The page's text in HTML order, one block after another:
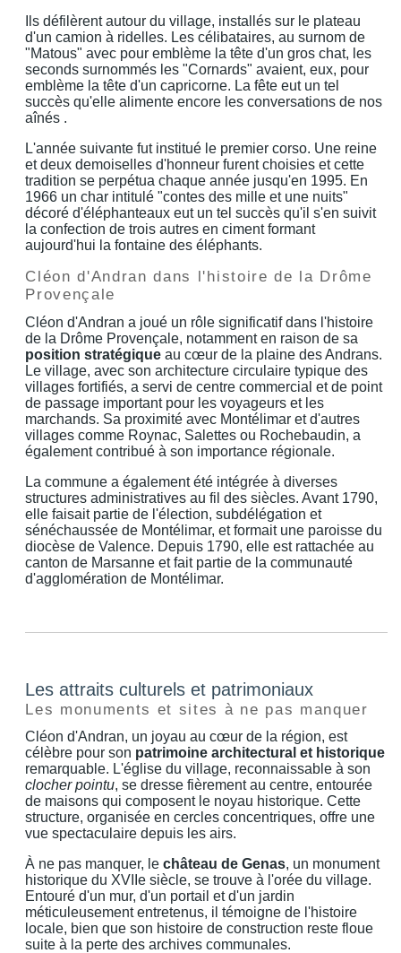
Ils défilèrent autour du village, installés sur le plateau
d'un camion à ridelles. Les célibataires, au surnom de
"Matous" avec pour emblème la tête d'un gros chat, les
seconds surnommés les "Cornards" avaient, eux, pour
emblème la tête d'un capricorne. La fête eut un tel
succès qu'elle alimente encore les conversations de nos
aînés .
L'année suivante fut institué le premier corso. Une reine
et deux demoiselles d'honneur furent choisies et cette
tradition se perpétua chaque année jusqu'en 1995. En
1966 un char intitulé "contes des mille et une nuits"
décoré d'éléphanteaux eut un tel succès qu'il s'en suivit
la confection de trois autres en ciment formant
aujourd'hui la fontaine des éléphants.
Cléon d'Andran dans l'histoire de la Drôme
Provençale
Cléon d'Andran a joué un rôle significatif dans l'histoire
de la Drôme Provençale, notamment en raison de sa
position stratégique au cœur de la plaine des Andrans.
Le village, avec son architecture circulaire typique des
villages fortifiés, a servi de centre commercial et de point
de passage important pour les voyageurs et les
marchands. Sa proximité avec Montélimar et d'autres
villages comme Roynac, Salettes ou Rochebaudin, a
également contribué à son importance régionale.
La commune a également été intégrée à diverses
structures administratives au fil des siècles. Avant 1790,
elle faisait partie de l'élection, subdélégation et
sénéchaussée de Montélimar, et formait une paroisse du
diocèse de Valence. Depuis 1790, elle est rattachée au
canton de Marsanne et fait partie de la communauté
d'agglomération de Montélimar.
Les attraits culturels et patrimoniaux
Les monuments et sites à ne pas manquer
Cléon d'Andran, un joyau au cœur de la région, est
célèbre pour son patrimoine architectural et historique
remarquable. L'église du village, reconnaissable à son
clocher pointu, se dresse fièrement au centre, entourée
de maisons qui composent le noyau historique. Cette
structure, organisée en cercles concentriques, offre une
vue spectaculaire depuis les airs.
À ne pas manquer, lechâteau de Genas, un monument
historique du XVIIe siècle, se trouve à l'orée du village.
Entouré d'un mur, d'un portail et d'un jardin
méticuleusement entretenus, il témoigne de l'histoire
locale, bien que son histoire de construction reste floue
suite à la perte des archives communales.